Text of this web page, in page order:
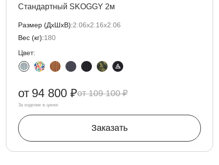
Стандартный SKOGGY 2м
Размер (ДxШxВ):2.06х2.16х2.06
Вес (кг):180
Цвет:
109 100 ₽
от 94 800 ₽
За изделие в цинке
Заказать